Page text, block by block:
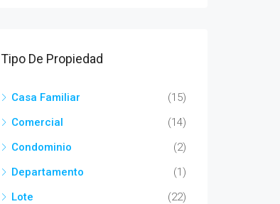
Tipo De Propiedad
Casa Familiar
(15)
Comercial
(14)
Condominio
(2)
Departamento
(1)
Lote
(22)